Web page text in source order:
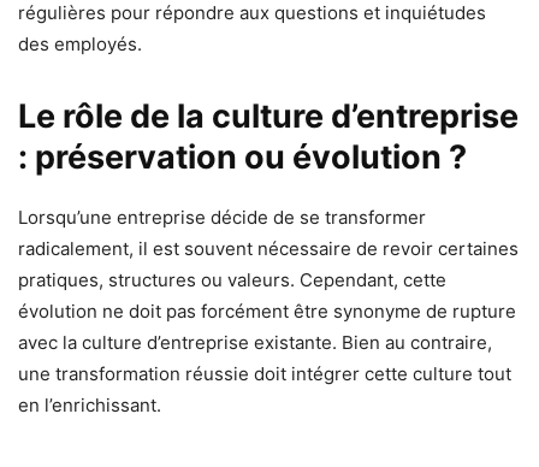
régulières pour répondre aux questions et inquiétudes
des employés.
Le rôle de la culture d’entreprise
: préservation ou évolution ?
Lorsqu’une entreprise décide de se transformer
radicalement, il est souvent nécessaire de revoir certaines
pratiques, structures ou valeurs. Cependant, cette
évolution ne doit pas forcément être synonyme de rupture
avec la culture d’entreprise existante. Bien au contraire,
une transformation réussie doit intégrer cette culture tout
en l’enrichissant.